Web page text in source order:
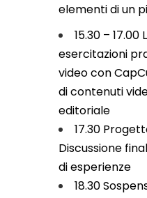
elementi di un
15.30 –
esercitazioni
video con
di contenuti
editoriale
17.30
Discussione
di esperienze
18.30